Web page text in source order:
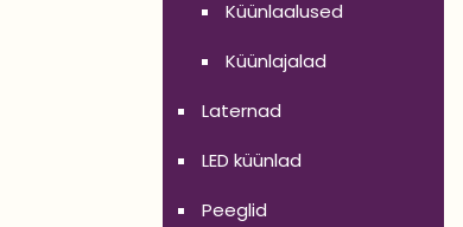
Küünlaalused
Küünlajalad
Laternad
LED küünlad
Peeglid